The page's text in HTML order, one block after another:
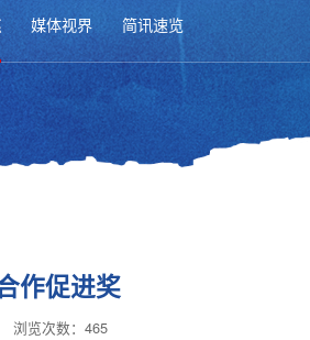
媒体视界 简讯速览
作促进奖
浏览次数： 465